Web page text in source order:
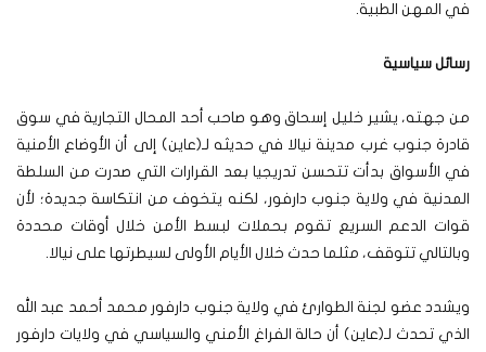
في المهن الطبية.
رسائل سياسية
من جهته، يشير خليل إسحاق وهو صاحب أحد المحال التجارية في سوق
قادرة جنوب غرب مدينة نيالا في حديثه لـ(عاين) إلى أن الأوضاع الأمنية
في الأسواق بدأت تتحسن تدريجيا بعد القرارات التي صدرت من السلطة
المدنية في ولاية جنوب دارفور، لكنه يتخوف من انتكاسة جديدة؛ لأن
قوات الدعم السريع تقوم بحملات لبسط الأمن خلال أوقات محددة
وبالتالي تتوقف، مثلما حدث خلال الأيام الأولى لسيطرتها على نيالا.
ويشدد عضو لجنة الطوارئ في ولاية جنوب دارفور محمد أحمد عبد الله
الذي تحدث لـ(عاين) أن حالة الفراغ الأمني والسياسي في ولايات دارفور